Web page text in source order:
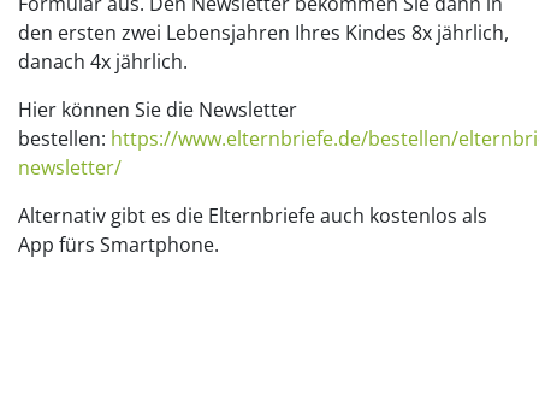
den ersten zwei Lebensjahren Ihres Kindes 8x jährlich,
danach 4x jährlich.
Hier können Sie die Newsletter
bestellen: https://www.elternbriefe.de/bestellen/
newsletter/
Alternativ gibt es die Elternbriefe auch kostenlos als
App fürs Smartphone.